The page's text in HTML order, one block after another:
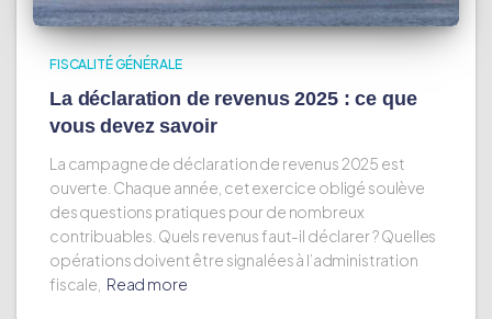
FISCALITÉ GÉNÉRALE
La déclaration de revenus 2025 : ce que
vous devez savoir
La campagne de déclaration de revenus 2025 est
ouverte. Chaque année, cet exercice obligé soulève
des questions pratiques pour de nombreux
contribuables. Quels revenus faut-il déclarer ? Quelles
opérations doivent être signalées à l’administration
fiscale, Read more